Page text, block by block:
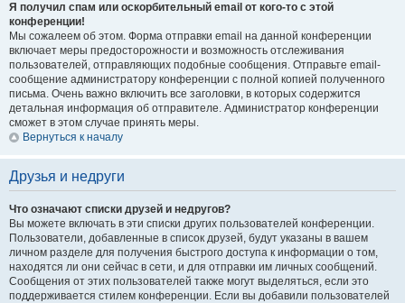
Я получил спам или оскорбительный email от кого-то с этой
конференции!
Мы сожалеем об этом. Форма отправки email на данной конференции
включает меры предосторожности и возможность отслеживания
пользователей, отправляющих подобные сообщения. Отправьте email-
сообщение администратору конференции с полной копией полученного
письма. Очень важно включить все заголовки, в которых содержится
детальная информация об отправителе. Администратор конференции
сможет в этом случае принять меры.
Вернуться к началу
Друзья и недруги
Что означают списки друзей и недругов?
Вы можете включать в эти списки других пользователей конференции.
Пользователи, добавленные в список друзей, будут указаны в вашем
личном разделе для получения быстрого доступа к информации о том,
находятся ли они сейчас в сети, и для отправки им личных сообщений.
Сообщения от этих пользователей также могут выделяться, если это
поддерживается стилем конференции. Если вы добавили пользователей